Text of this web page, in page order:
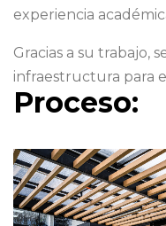
experiencia
Gracias a su trabajo,
infraestructura para
Proceso: